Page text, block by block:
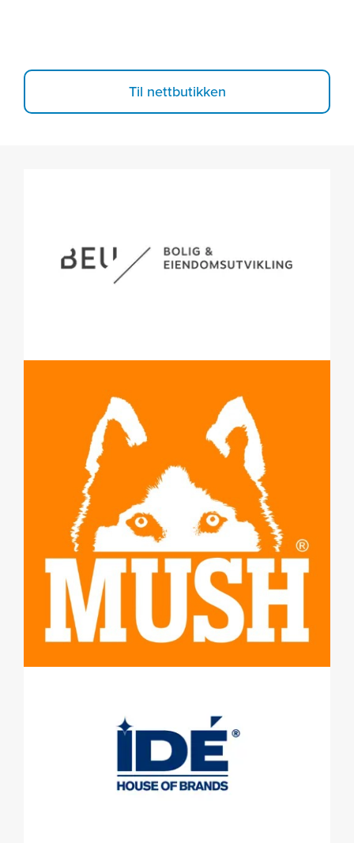
Til nettbutikken